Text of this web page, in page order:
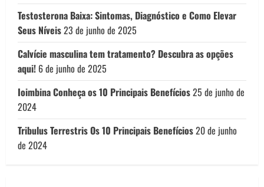
Testosterona Baixa: Sintomas, Diagnóstico e Como Elevar
Seus Níveis23 de junho de 2025
Calvície masculina tem tratamento? Descubra as opções
aqui! 6 de junho de 2025
Ioimbina Conheça os 10 Principais Benefícios25 de junho de
2024
Tribulus Terrestris Os 10 Principais Benefícios20 de junho
de 2024